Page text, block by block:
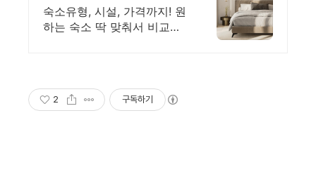
예약 매일 NOL DRAW 추
첨!
숙소유형, 시설, 가격까지! 원
하는 숙소 딱 맞춰서 비교하
2 구독하기